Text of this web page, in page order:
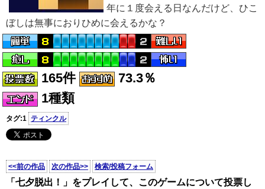
年に１度会える日なんだけど、ひこ
ぼしは無事におりひめに会えるかな？
165件
73.3％
1種類
タグ:1 ティンクル
<<前の作品 次の作品>> 検索/投稿フォーム
「七夕脱出！」をプレイして、このゲームについて投票し